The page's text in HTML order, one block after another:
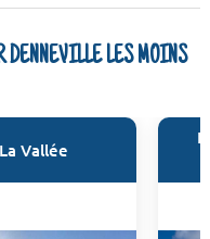
DENNEVILLE LES MOINS
Vallée